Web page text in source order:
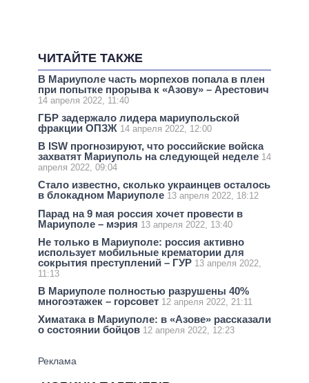
ЧИТАЙТЕ ТАКЖЕ
В Мариуполе часть морпехов попала в плен
при попытке прорыва к «Азову» – Арестович
14 апреля 2022, 11:40
ГБР задержало лидера мариупольской
фракции ОПЗЖ 14 апреля 2022, 12:00
В ISW прогнозируют, что российские войска
захватят Мариуполь на следующей неделе 14
апреля 2022, 09:04
Стало известно, сколько украинцев осталось
в блокадном Мариуполе 13 апреля 2022, 18:12
Парад на 9 мая россия хочет провести в
Мариуполе – мэрия 13 апреля 2022, 13:40
Не только в Мариуполе: россия активно
использует мобильные крематории для
сокрытия преступлений – ГУР 13 апреля 2022,
11:13
В Мариуполе полностью разрушены 40%
многоэтажек – горсовет 12 апреля 2022, 21:11
Химатака в Мариуполе: в «Азове» рассказали
о состоянии бойцов 12 апреля 2022, 12:23